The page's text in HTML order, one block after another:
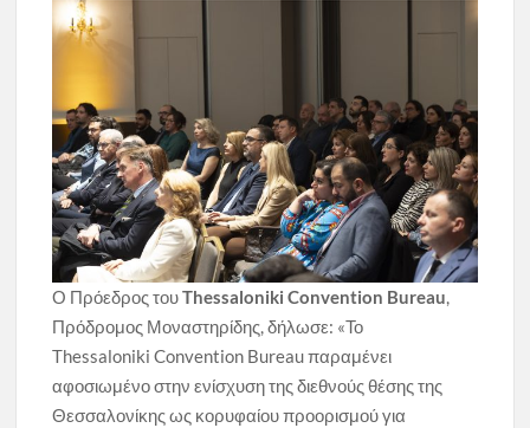
Ο Πρόεδρος τουThessaloniki Convention Bureau,
Πρόδρομος Μοναστηρίδης, δήλωσε: «Το
Thessaloniki Convention Bureau παραμένει
αφοσιωμένο στην ενίσχυση της διεθνούς θέσης της
Θεσσαλονίκης ως κορυφαίου προορισμού για